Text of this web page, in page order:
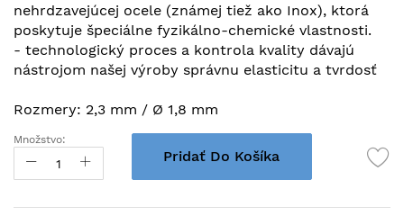
nehrdzavejúcej ocele (známej tiež ako Inox), ktorá
poskytuje špeciálne fyzikálno-chemické vlastnosti.
- technologický proces a kontrola kvality dávajú
nástrojom našej výroby správnu elasticitu a tvrdosť
Rozmery: 2,3 mm / Ø 1,8 mm
Množstvo:
Pridať Do Košíka